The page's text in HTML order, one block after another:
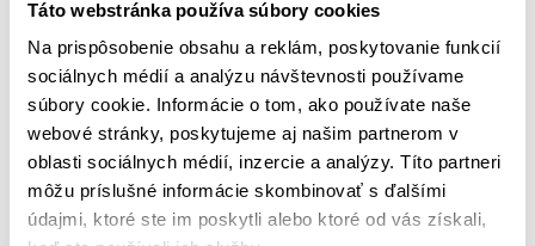
Táto webstránka používa súbory cookies
Na prispôsobenie obsahu a reklám, poskytovanie funkcií
sociálnych médií a analýzu návštevnosti používame
súbory cookie. Informácie o tom, ako používate naše
webové stránky, poskytujeme aj našim partnerom v
oblasti sociálnych médií, inzercie a analýzy. Títo partneri
môžu príslušné informácie skombinovať s ďalšími
údajmi, ktoré ste im poskytli alebo ktoré od vás získali,
MOHLO BY SA VÁM
PÁČIŤ